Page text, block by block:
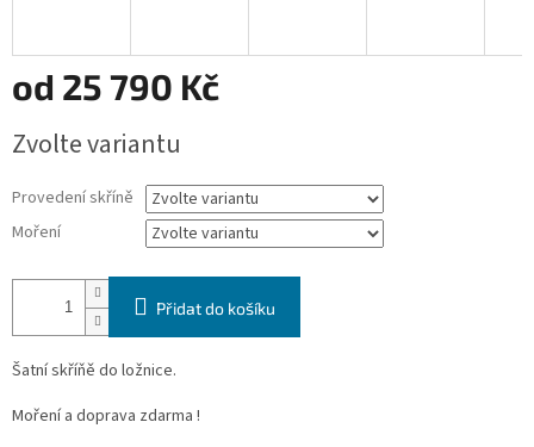
od 25 790 Kč
cena:
Zvolte variantu
Provedení skříně
Moření
Přidat do košíku
Šatní skříňě do ložnice.
Moření a doprava zdarma !